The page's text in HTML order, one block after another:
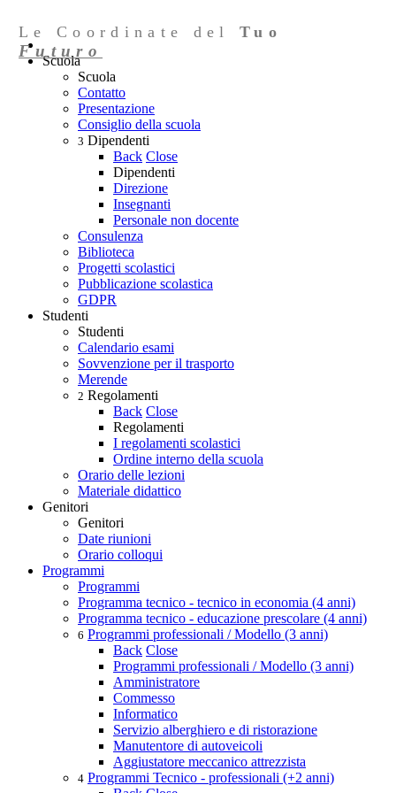
Le Coordinate delTuo
Futuro
Scuola
Scuola
Contatto
Presentazione
Consiglio della scuola
3 Dipendenti
Back Close
Dipendenti
Direzione
Insegnanti
Personale non docente
Consulenza
Biblioteca
Progetti scolastici
Pubblicazione scolastica
GDPR
Studenti
Studenti
Calendario esami
Sovvenzione per il trasporto
Merende
2 Regolamenti
Back Close
Regolamenti
I regolamenti scolastici
Ordine interno della scuola
Orario delle lezioni
Materiale didattico
Genitori
Genitori
Date riunioni
Orario colloqui
Programmi
Programmi
Programma tecnico - tecnico in economia (4 anni)
Programma tecnico - educazione prescolare (4 anni)
6 Programmi professionali / Modello (3 anni)
Back Close
Programmi professionali / Modello (3 anni)
Amministratore
Commesso
Informatico
Servizio alberghiero e di ristorazione
Manutentore di autoveicoli
Aggiustatore meccanico attrezzista
4 Programmi Tecnico - professionali (+2 anni)